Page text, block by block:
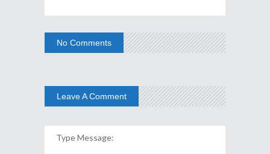
No Comments
Leave A Comment